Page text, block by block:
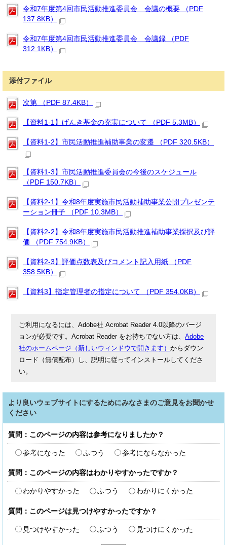
令和7年度第4回市民活動推進委員会 会議の概要 （PDF
137.8KB）
令和7年度第4回市民活動推進委員会 会議録 （PDF
312.1KB）
添付ファイル
次第 （PDF 87.4KB）
【資料1-1】げんき基金の充実について （PDF 5.3MB）
【資料1-2】市民活動推進補助事業の変遷 （PDF 320.5KB）
【資料1-3】市民活動推進委員会の今後のスケジュール
（PDF 150.7KB）
【資料2-1】令和8年度実施市民活動補助事業公開プレゼンテ
ーション冊子 （PDF 10.3MB）
【資料2-2】令和8年度実施市民活動推進補助事業採択及び評
価 （PDF 754.9KB）
【資料2-3】評価点数表及びコメント記入用紙 （PDF
358.5KB）
【資料3】指定管理者の指定について （PDF 354.0KB）
ご利用になるには、Adobe社 Acrobat Reader 4.0以降のバージ
ョンが必要です。Acrobat Reader をお持ちでない方は、Adobe
社のホームページ（新しいウィンドウで開きます）からダウン
ロード（無償配布）し、説明に従ってインストールしてくださ
い。
より良いウェブサイトにするためにみなさまのご意見をお聞かせ
ください
質問：このページの内容は参考になりましたか？
参考になった ふつう 参考にならなかった
質問：このページの内容はわかりやすかったですか？
わかりやすかった ふつう わかりにくかった
質問：このページは見つけやすかったですか？
見つけやすかった ふつう 見つけにくかった